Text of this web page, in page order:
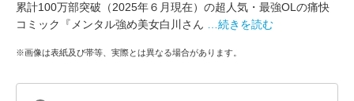
累計100万部突破（2025年６月現在）の超人気・最強OLの痛快
コミック『メンタル強め美女白川さん
…続きを読む
※画像は表紙及び帯等、実際とは異なる場合があります。